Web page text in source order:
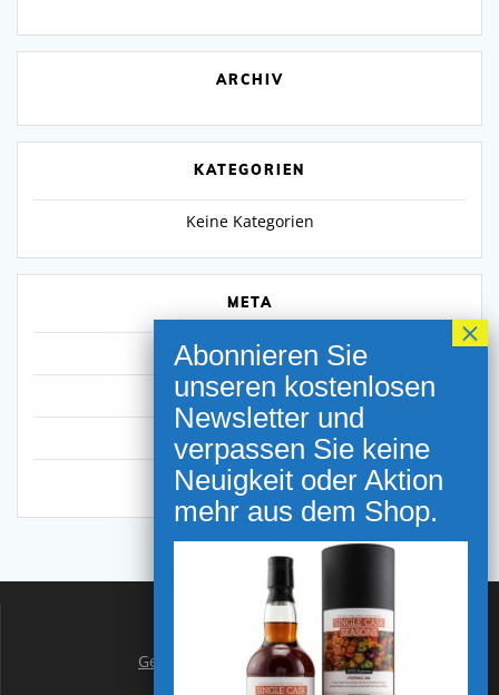
ARCHIV
KATEGORIEN
Keine Kategorien
META
Anmelden
Eintrags-Feed
Kommentar-Feed
WordPress.org
Gutscheine
Geschäft in Bremerhaven
Geschäft in Spaden
NEWSLETTER ANMELDUNG